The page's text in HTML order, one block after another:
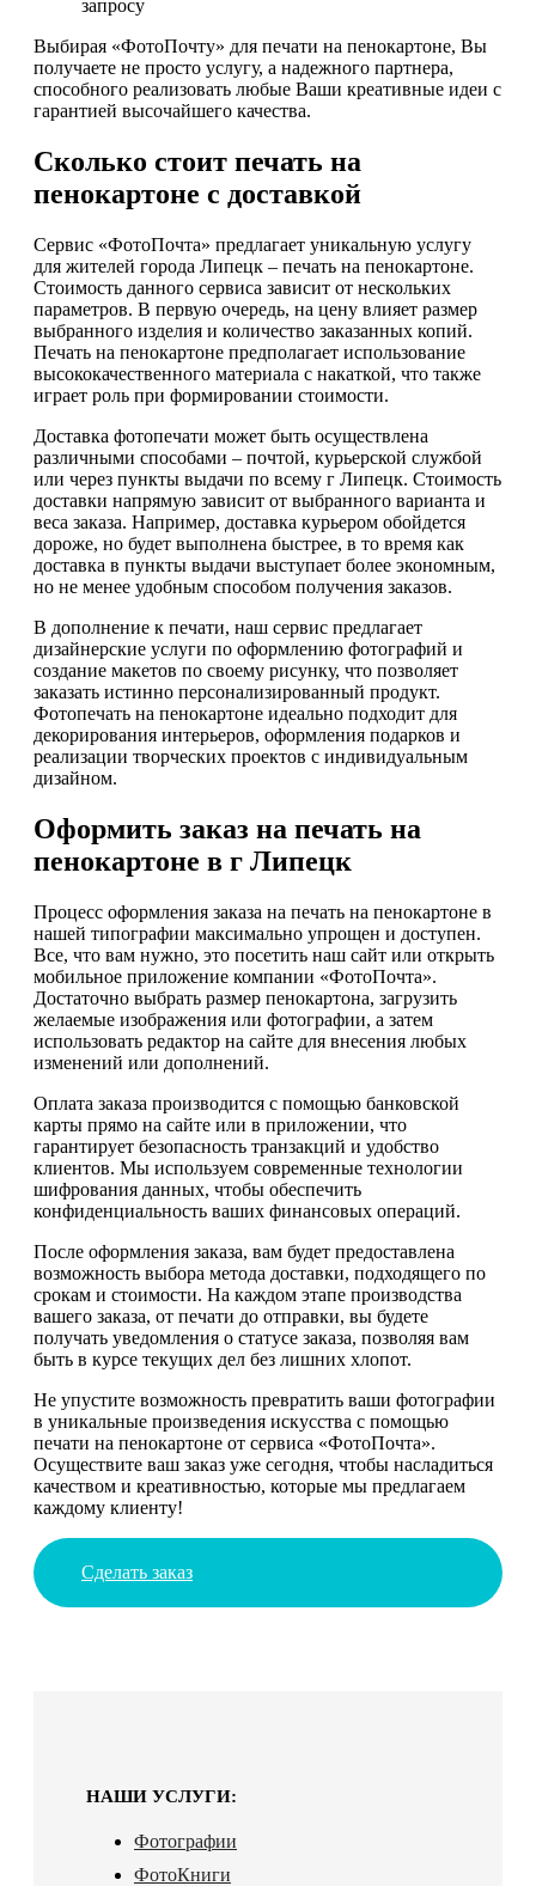
запросу
Выбирая «ФотоПочту» для печати на пенокартоне, Вы
получаете не просто услугу, а надежного партнера,
способного реализовать любые Ваши креативные идеи с
гарантией высочайшего качества.
Сколько стоит печать на
пенокартоне с доставкой
Сервис «ФотоПочта» предлагает уникальную услугу
для жителей города Липецк – печать на пенокартоне.
Стоимость данного сервиса зависит от нескольких
параметров. В первую очередь, на цену влияет размер
выбранного изделия и количество заказанных копий.
Печать на пенокартоне предполагает использование
высококачественного материала с накаткой, что также
играет роль при формировании стоимости.
Доставка фотопечати может быть осуществлена
различными способами – почтой, курьерской службой
или через пункты выдачи по всему г Липецк. Стоимость
доставки напрямую зависит от выбранного варианта и
веса заказа. Например, доставка курьером обойдется
дороже, но будет выполнена быстрее, в то время как
доставка в пункты выдачи выступает более экономным,
но не менее удобным способом получения заказов.
В дополнение к печати, наш сервис предлагает
дизайнерские услуги по оформлению фотографий и
создание макетов по своему рисунку, что позволяет
заказать истинно персонализированный продукт.
Фотопечать на пенокартоне идеально подходит для
декорирования интерьеров, оформления подарков и
реализации творческих проектов с индивидуальным
дизайном.
Оформить заказ на печать на
пенокартоне в г Липецк
Процесс оформления заказа на печать на пенокартоне в
нашей типографии максимально упрощен и доступен.
Все, что вам нужно, это посетить наш сайт или открыть
мобильное приложение компании «ФотоПочта».
Достаточно выбрать размер пенокартона, загрузить
желаемые изображения или фотографии, а затем
использовать редактор на сайте для внесения любых
изменений или дополнений.
Оплата заказа производится с помощью банковской
карты прямо на сайте или в приложении, что
гарантирует безопасность транзакций и удобство
клиентов. Мы используем современные технологии
шифрования данных, чтобы обеспечить
конфиденциальность ваших финансовых операций.
После оформления заказа, вам будет предоставлена
возможность выбора метода доставки, подходящего по
срокам и стоимости. На каждом этапе производства
вашего заказа, от печати до отправки, вы будете
получать уведомления о статусе заказа, позволяя вам
быть в курсе текущих дел без лишних хлопот.
Не упустите возможность превратить ваши фотографии
в уникальные произведения искусства с помощью
печати на пенокартоне от сервиса «ФотоПочта».
Осуществите ваш заказ уже сегодня, чтобы насладиться
качеством и креативностью, которые мы предлагаем
каждому клиенту!
Сделать заказ
НАШИ УСЛУГИ:
Фотографии
ФотоКниги